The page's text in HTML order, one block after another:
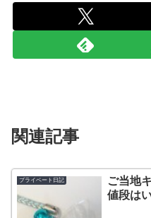
関連記事
プライベート日記
ご当地
値段は